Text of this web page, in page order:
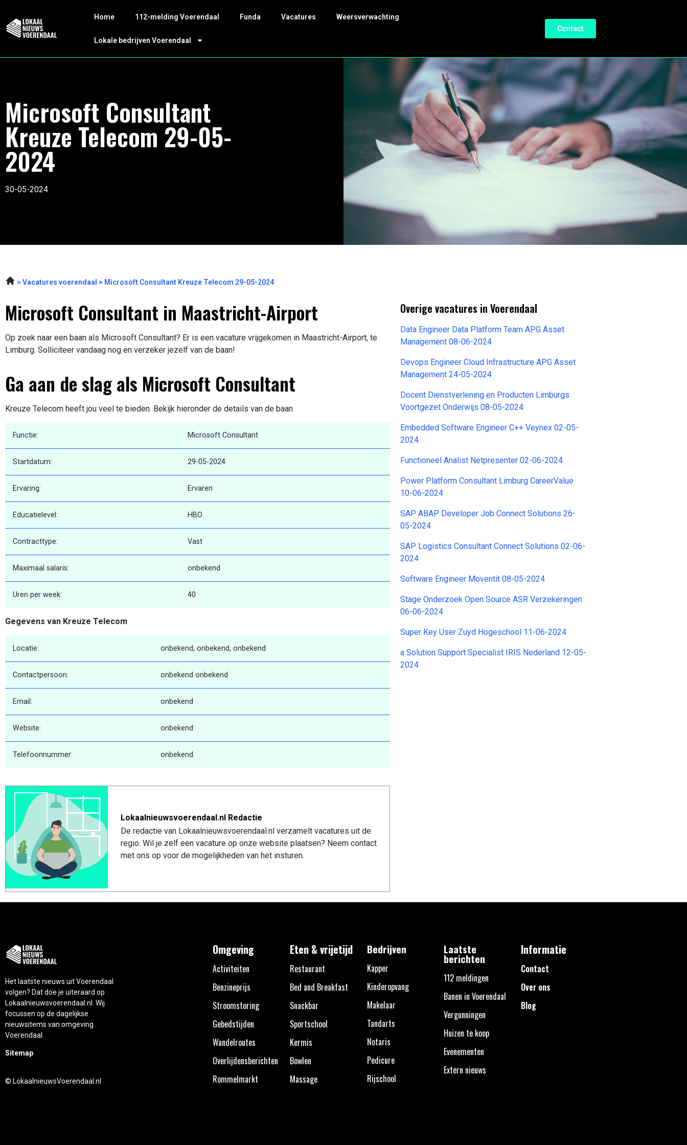
Home 112-melding Voerendaal Funda Vacatures Weersverwachting
Lokale bedrijven Voerendaal
Contact
Microsoft Consultant
Kreuze Telecom 29-05-
2024
30-05-2024
Vacatures voerendaal Microsoft Consultant Kreuze Telecom 29-05-2024
Microsoft Consultant in Maastricht-Airport
Op zoek naar een baan als Microsoft Consultant? Er is een vacature vrijgekomen in Maastricht-Airport, te
Limburg. Solliciteer vandaag nog en verzeker jezelf van de baan!
Ga aan de slag als Microsoft Consultant
Kreuze Telecom heeft jou veel te bieden. Bekijk hieronder de details van de baan
Functie: Microsoft Consultant
Startdatum: 29-05-2024
Ervaring: Ervaren
Educatielevel: HBO
Contracttype: Vast
Maximaal salaris: onbekend
Uren per week: 40
Gegevens van Kreuze Telecom
Locatie: onbekend, onbekend, onbekend
Contactpersoon: onbekend onbekend
Email: onbekend
Website: onbekend
Telefoonnummer: onbekend
Lokaalnieuwsvoerendaal.nl Redactie
De redactie van Lokaalnieuwsvoerendaal.nl verzamelt vacatures uit de
regio. Wil je zelf een vacature op onze website plaatsen? Neem contact
met ons op voor de mogelijkheden van het insturen.
Overige vacatures in Voerendaal
Data Engineer Data Platform Team APG Asset
Management 08-06-2024
Devops Engineer Cloud Infrastructure APG Asset
Management 24-05-2024
Docent Dienstverlening en Producten Limburgs
Voortgezet Onderwijs 08-05-2024
Embedded Software Engineer C++ Veynex 02-05-
2024
Functioneel Analist Netpresenter 02-06-2024
Power Platform Consultant Limburg CareerValue
10-06-2024
SAP ABAP Developer Job Connect Solutions 26-
05-2024
SAP Logistics Consultant Connect Solutions 02-06-
2024
Software Engineer Moventit 08-05-2024
Stage Onderzoek Open Source ASR Verzekeringen
06-06-2024
Super Key User Zuyd Hogeschool 11-06-2024
a Solution Support Specialist IRIS Nederland 12-05-
2024
Het laatste nieuws uit Voerendaal
volgen? Dat doe je uiteraard op
Lokaalnieuwsvoerendaal.nl. Wij
focussen op de dagelijkse
nieuwsitems van omgeving
Voerendaal.
Sitemap
© LokaalnieuwsVoerendaal.nl
Omgeving
Activiteiten
Benzineprijs
Stroomstoring
Gebedstijden
Wandelroutes
Overlijdensberichten
Rommelmarkt
Eten & vrijetijd
Restaurant
Bed and Breakfast
Snackbar
Sportschool
Kermis
Bowlen
Massage
Bedrijven
Kapper
Kinderopvang
Makelaar
Tandarts
Notaris
Pedicure
Rijschool
Laatste
berichten
112 meldingen
Banen in Voerendaal
Vergunningen
Huizen te koop
Evenementen
Extern nieuws
Informatie
Contact
Over ons
Blog